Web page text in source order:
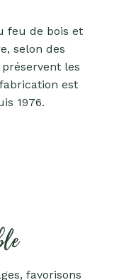
feu de bois et
selon des
les
est
1976.
favorisons